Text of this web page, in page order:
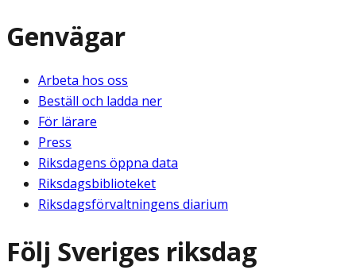
Genvägar
Arbeta hos oss
Beställ och ladda ner
För lärare
Press
Riksdagens öppna data
Riksdagsbiblioteket
Riksdagsförvaltningens diarium
Följ Sveriges riksdag